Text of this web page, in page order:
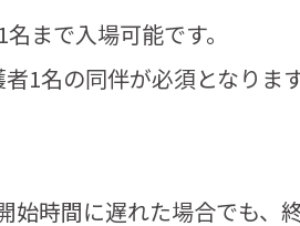
まで入場可能です。
1名の同伴が必須となりま
始時間に遅れた場合でも、